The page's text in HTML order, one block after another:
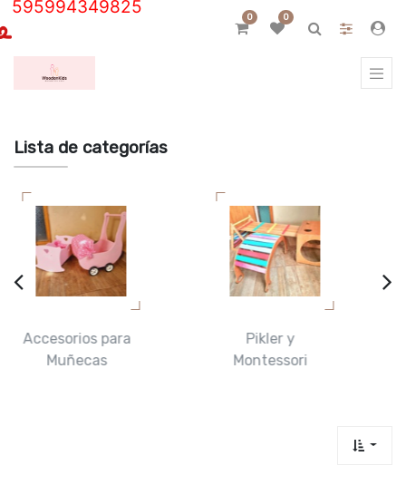
0 0
595994349825
Lista de categorías
Pikler y
Montessori
Puestos de
Venta